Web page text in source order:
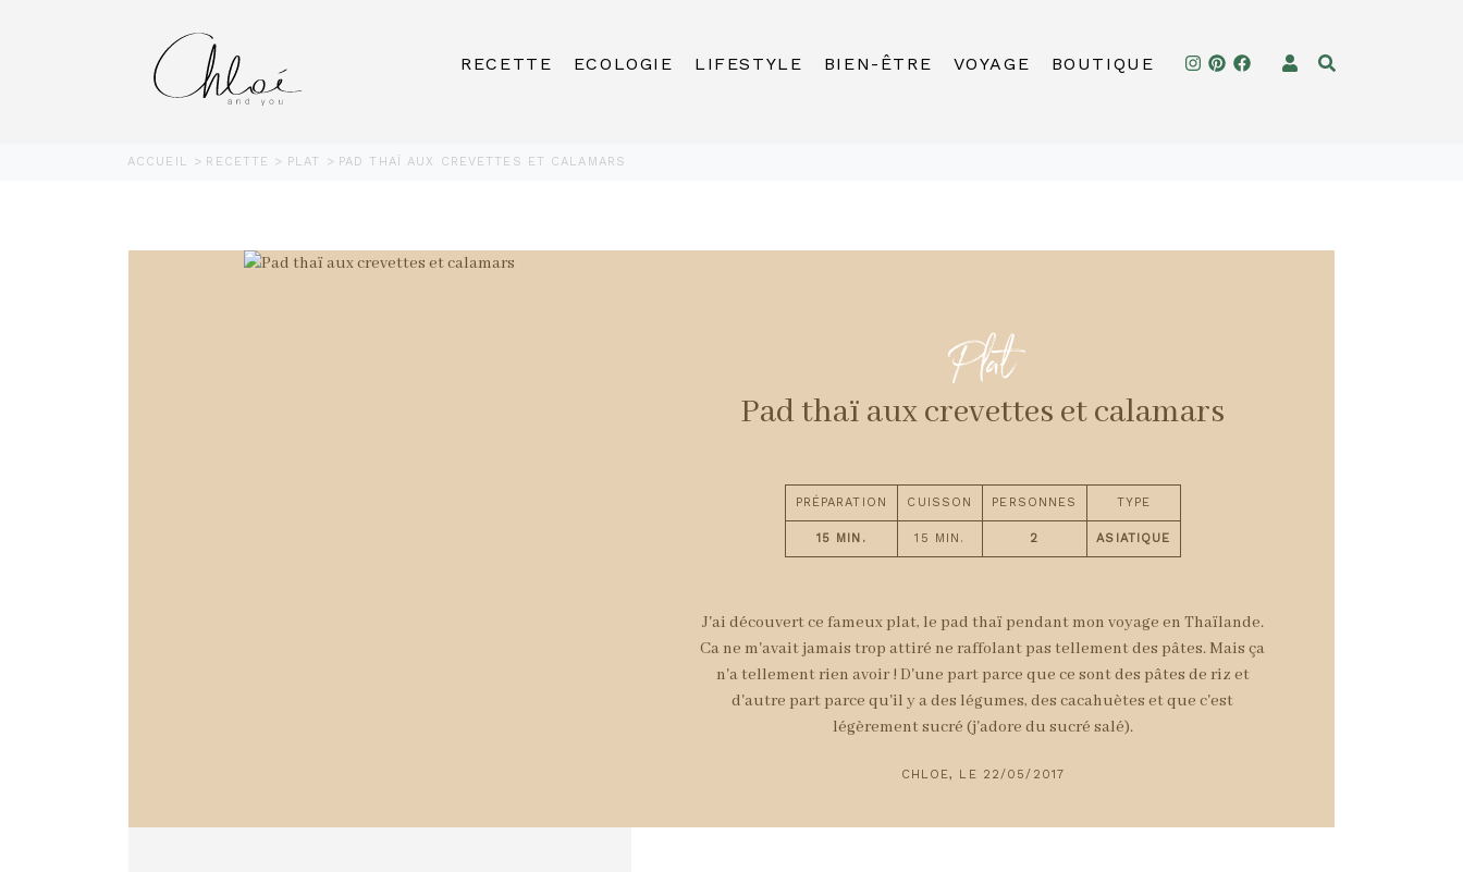
RECETTE ECOLOGIE LIFESTYLE BIEN-ÊTRE VOYAGE BOUTIQUE
ACCUEIL RECETTE PLAT PAD THAÏ AUX CREVETTES ET CALAMARS
Plat
Pad thaï aux crevettes et calamars
PRÉPARATION CUISSON PERSONNES TYPE
15 MIN. 15 MIN. 2 ASIATIQUE
J'ai découvert ce fameux plat, le pad thaï pendant mon voyage en Thaïlande.
Ca ne m'avait jamais trop attiré ne raffolant pas tellement des pâtes. Mais ça
n'a tellement rien avoir ! D'une part parce que ce sont des pâtes de riz et
d'autre part parce qu'il y a des légumes, des cacahuètes et que c'est
légèrement sucré (j'adore du sucré salé).
CHLOE, LE 22/05/2017